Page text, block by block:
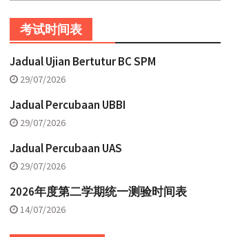
考试时间表
Jadual Ujian Bertutur BC SPM
29/07/2026
Jadual Percubaan UBBI
29/07/2026
Jadual Percubaan UAS
29/07/2026
2026年度第二学期统一测验时间表
14/07/2026